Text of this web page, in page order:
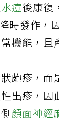
水痘後康復
時發作，
機能，且
皰疹，而
出疹，因
顏面神經